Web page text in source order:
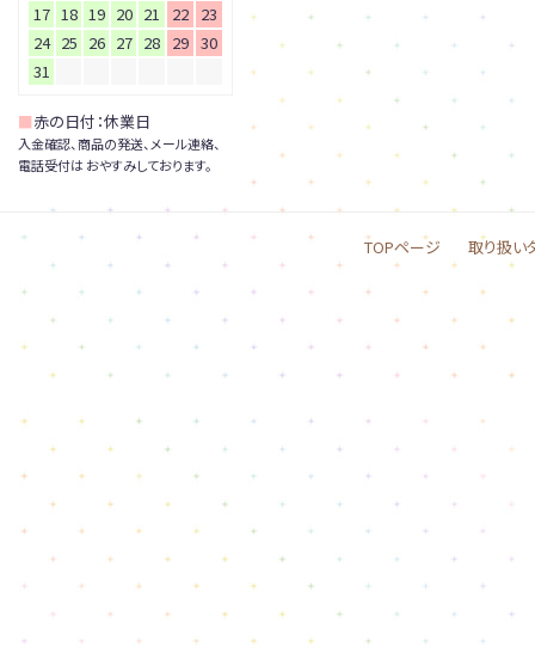
17 18 19 20 21 22 23
24 25 26 27 28 29 30
31
■赤の日付：休業日
入金確認、商品の発送、メール連絡、
電話受付は おやすみしております。
TOPページ 取り扱い